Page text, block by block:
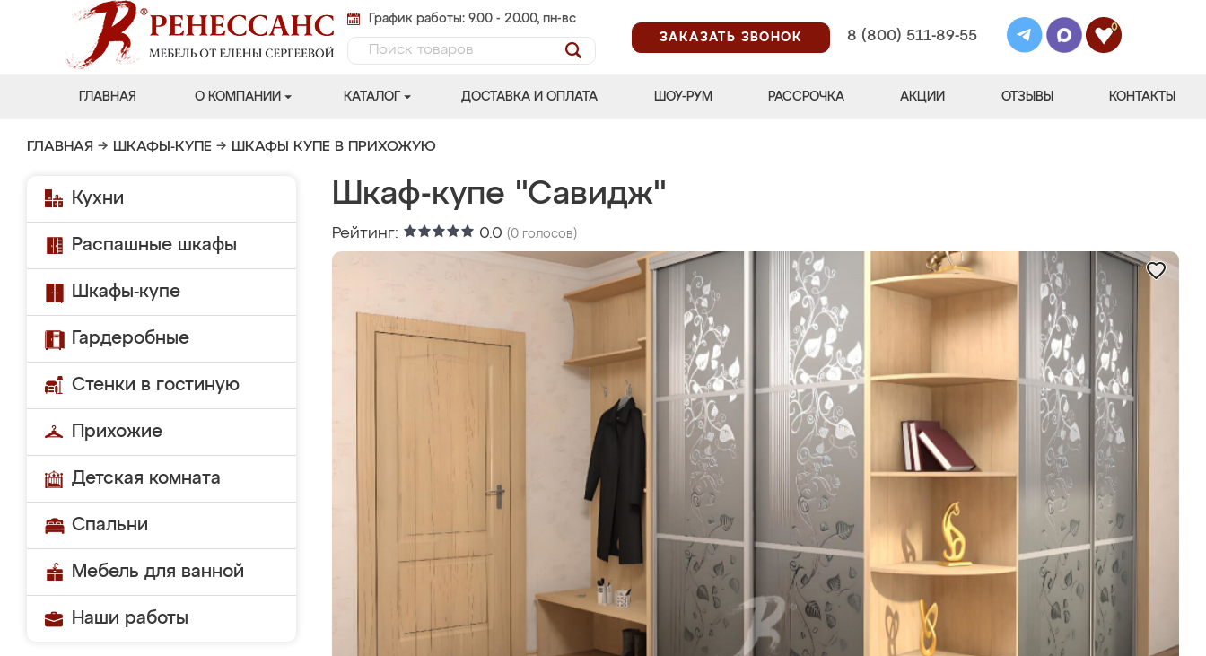
График работы: 9.00 - 20.00, пн-вс
ЗАКАЗАТЬ ЗВОНОК
8 (800) 511-89-55
0
ГЛАВНАЯ О КОМПАНИИ КАТАЛОГ ДОСТАВКА И ОПЛАТА ШОУ-РУМ РАССРОЧКА АКЦИИ ОТЗЫВЫ КОНТАКТЫ
ГЛАВНАЯ → ШКАФЫ-КУПЕ → ШКАФЫ КУПЕ В ПРИХОЖУЮ
Кухни
Распашные шкафы
Шкафы-купе
Гардеробные
Стенки в гостиную
Прихожие
Детская комната
Спальни
Мебель для ванной
Наши работы
Шкаф-купе "Савидж"
Рейтинг: 0.0 (0 голосов)